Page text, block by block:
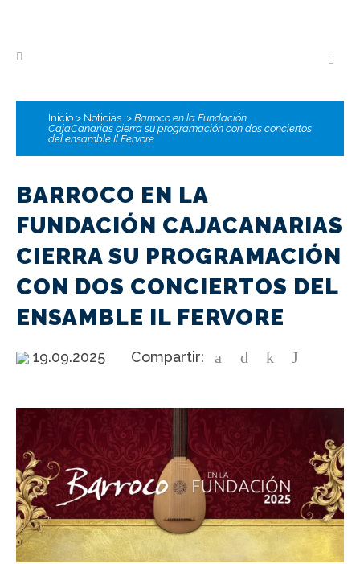
Inicio > Noticias > Barroco en la Fundación
CajaCanarias cierra su programación con dos conciertos
del ensamble Il Fervore
BARROCO EN LA
FUNDACIÓN CAJACANARIAS
CIERRA SU PROGRAMACIÓN
CON DOS CONCIERTOS DEL
ENSAMBLE IL FERVORE
19.09.2025